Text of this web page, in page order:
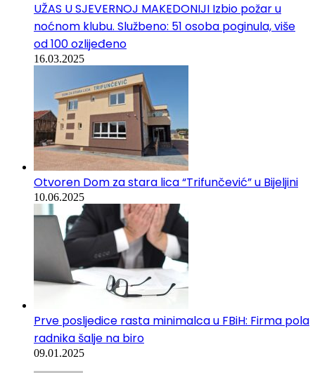
UŽAS U SJEVERNOJ MAKEDONIJI Izbio požar u
noćnom klubu. Službeno: 51 osoba poginula, više
od 100 ozlijeđeno
16.03.2025
Otvoren Dom za stara lica “Trifunčević” u Bijeljini
10.06.2025
Prve posljedice rasta minimalca u FBiH: Firma pola
radnika šalje na biro
09.01.2025